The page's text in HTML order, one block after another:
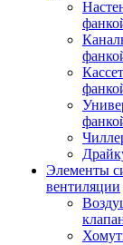
Элементы
вентиляции